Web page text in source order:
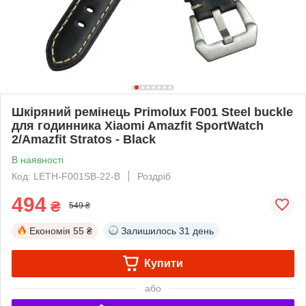
Шкіряний ремінець Primolux F001 Steel buckle
для годинника Xiaomi Amazfit SportWatch
2/Amazfit Stratos - Black
В наявності
Код: LETH-F001SB-22-B
Роздріб
494 ₴ 549 ₴
Економія 55 ₴ Залишилось 31 день
Купити
або